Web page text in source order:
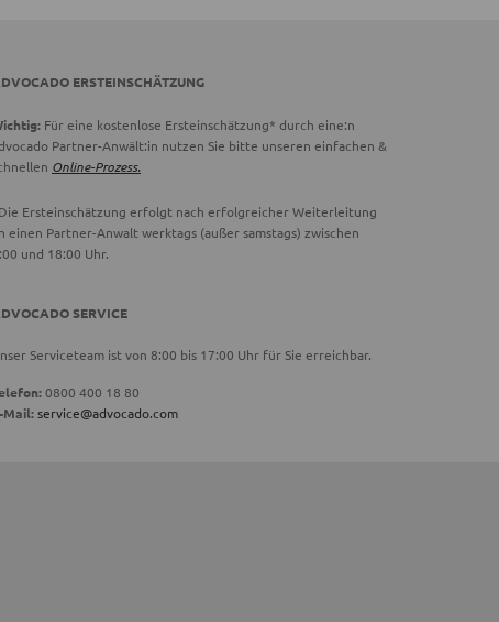
ERSTEINSCHÄTZUNG
Für eine kostenlose Ersteinschätzung* durch eine:n
Partner-Anwält:in nutzen Sie bitte unseren einfachen &
Online-Prozess.
Ersteinschätzung erfolgt nach erfolgreicher Weiterleitung
einen Partner-Anwalt werktags (außer samstags) zwischen
und 18:00 Uhr.
SERVICE
Serviceteam ist von 8:00 bis 17:00 Uhr für Sie erreichbar.
0800 400 18 80
Mail:service@advocado.com